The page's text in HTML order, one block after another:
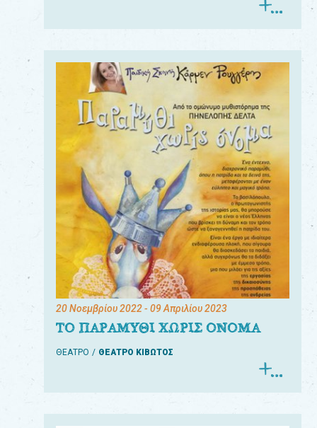
20 Νοεμβρίου 2022- 09 Απριλίου 2023
ΤΟ ΠΑΡΑΜΥΘΙ ΧΩΡΙΣ ΟΝΟΜΑ
ΘΕΑΤΡΟ ΘΕΑΤΡΟ ΚΙΒΩΤΟΣ